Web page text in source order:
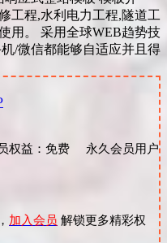
工程,水利电力工程,隧道工
用。 采用全球WEB趋势技
/微信都能够自适应并且得
权益：免费 永久会员用户
加入会员 解锁更多精彩权